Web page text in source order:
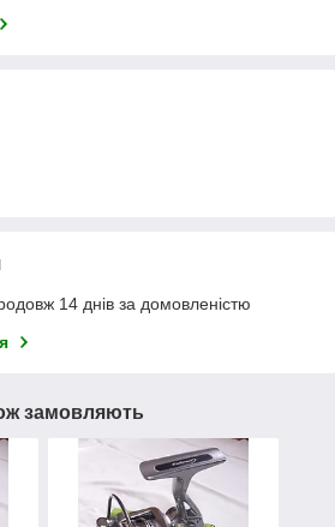
14 днів за домовленістю
замовляють